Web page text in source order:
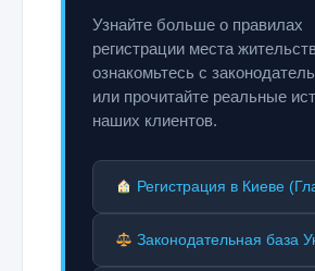
Узнайте больше о правилах
регистрации места
ознакомьтесь с
или прочитайте реальные
наших клиентов.
Регистрация в Киеве
Законодательная база